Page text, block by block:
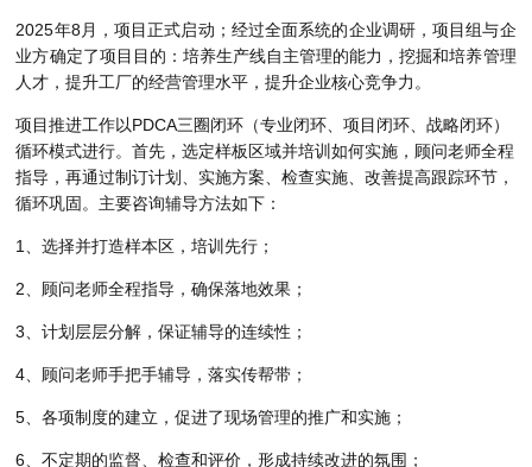
2025年8月，项目正式启动；经过全面系统的企业调研，项目组与企
业方确定了项目目的：培养生产线自主管理的能力，挖掘和培养管理
人才，提升工厂的经营管理水平，提升企业核心竞争力。
项目推进工作以PDCA三圈闭环（专业闭环、项目闭环、战略闭环）
循环模式进行。首先，选定样板区域并培训如何实施，顾问老师全程
指导，再通过制订计划、实施方案、检查实施、改善提高跟踪环节，
循环巩固。主要咨询辅导方法如下：
1、选择并打造样本区，培训先行；
2、顾问老师全程指导，确保落地效果；
3、计划层层分解，保证辅导的连续性；
4、顾问老师手把手辅导，落实传帮带；
5、各项制度的建立，促进了现场管理的推广和实施；
6、不定期的监督、检查和评价，形成持续改进的氛围；